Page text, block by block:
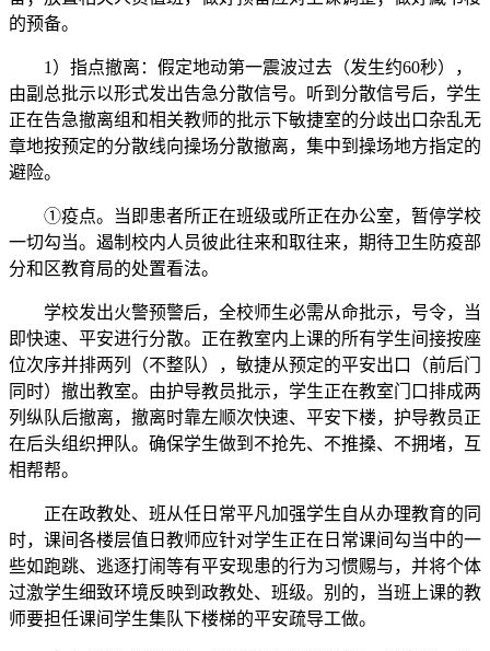
的预备。
1）指点撤离：假定地动第一震波过去（发生约60秒），
由副总批示以形式发出告急分散信号。听到分散信号后，学生
正在告急撤离组和相关教师的批示下敏捷室的分歧出口杂乱无
章地按预定的分散线向操场分散撤离，集中到操场地方指定的
避险。
①疫点。当即患者所正在班级或所正在办公室，暂停学校
一切勾当。遏制校内人员彼此往来和取往来，期待卫生防疫部
分和区教育局的处置看法。
学校发出火警预警后，全校师生必需从命批示，号令，当
即快速、平安进行分散。正在教室内上课的所有学生间接按座
位次序并排两列（不整队），敏捷从预定的平安出口（前后门
同时）撤出教室。由护导教员批示，学生正在教室门口排成两
列纵队后撤离，撤离时靠左顺次快速、平安下楼，护导教员正
在后头组织押队。确保学生做到不抢先、不推搡、不拥堵，互
相帮帮。
正在政教处、班从任日常平凡加强学生自从办理教育的同
时，课间各楼层值日教师应针对学生正在日常课间勾当中的一
些如跑跳、逃逐打闹等有平安现患的行为习惯赐与，并将个体
过激学生细致环境反映到政教处、班级。别的，当班上课的教
师要担任课间学生集队下楼梯的平安疏导工做。